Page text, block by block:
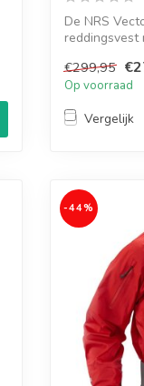
De NRS
reddingsvest
€299,95
Op voorraad
Vergelijk
-44%